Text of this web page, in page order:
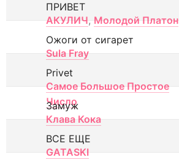
ПРИВЕТ
АКУЛИЧ, Молодой Платон
Ожоги от сигарет
Sula Fray
Privet
Самое Большое Простое
Число
Замуж
Клава Кока
ВСЕ ЕЩЕ
GATASKI